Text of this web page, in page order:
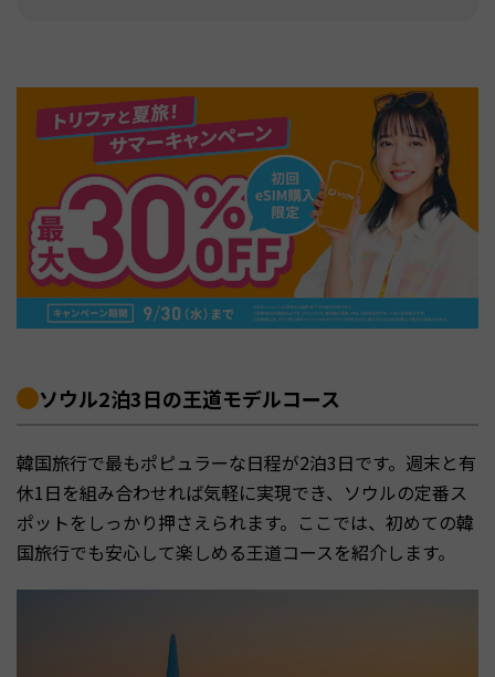
ソウル2泊3日の王道モデルコース
韓国旅行で最もポピュラーな日程が2泊3日です。週末と有
休1日を組み合わせれば気軽に実現でき、ソウルの定番ス
ポットをしっかり押さえられます。ここでは、初めての韓
国旅行でも安心して楽しめる王道コースを紹介します。